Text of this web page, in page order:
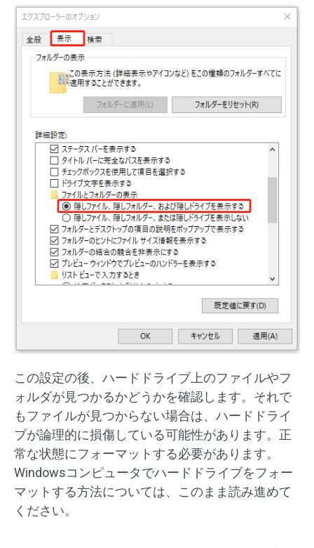
この設定の後、ハードドライブ上のファイルやフ
ォルダが見つかるかどうかを確認します。それで
もファイルが見つからない場合は、ハードドライ
ブが論理的に損傷している可能性があります。正
常な状態にフォーマットする必要があります。
Windowsコンピュータでハードドライブをフォー
マットする方法については、このまま読み進めて
ください。